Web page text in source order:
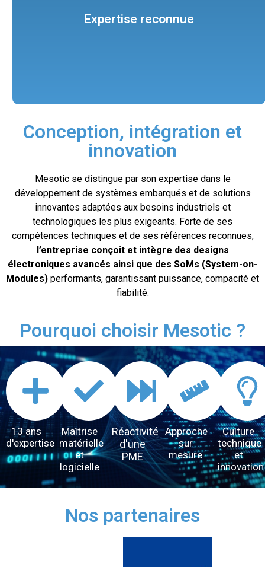
Expertise reconnue
domaine des systèmes embarqués et des technologies
innovantes. Notre savoir-faire couvre à la fois le matériel
Conception, intégration et
innovation
Mesotic se distingue par son expertise dans le
développement de systèmes embarqués et de solutions
innovantes adaptées aux besoins industriels et
technologiques les plus exigeants. Forte de ses
compétences techniques et de ses références reconnues,
l’entreprise conçoit et intègre des designs
électroniques avancés ainsi que des SoMs (System-on-
Modules) performants, garantissant puissance, compacité et
fiabilité.
Pourquoi choisir Mesotic ?
13 ans
d'expertise
Maîtrise
matérielle
et
logicielle
Réactivité
d'une
PME
Approche
sur
mesure
Culture
technique
et
innovation
Nos partenaires